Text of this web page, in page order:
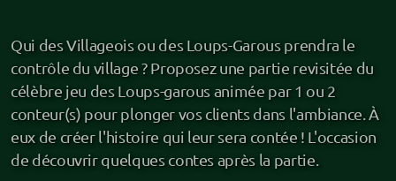
Qui des Villageois ou des Loups-Garous prendra le
contrôle du village ? Proposez une partie revisitée du
célèbre jeu des Loups-garous animée par 1 ou 2
conteur(s) pour plonger vos clients dans l'ambiance. À
eux de créer l'histoire qui leur sera contée ! L'occasion
de découvrir quelques contes après la partie.
Pour les particuliers
J'irai conter chez vous
Balade contée